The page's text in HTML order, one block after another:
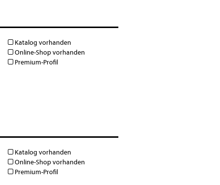
Katalog vorhanden
Online-Shop vorhanden
Premium-Profil
Katalog vorhanden
Online-Shop vorhanden
Premium-Profil